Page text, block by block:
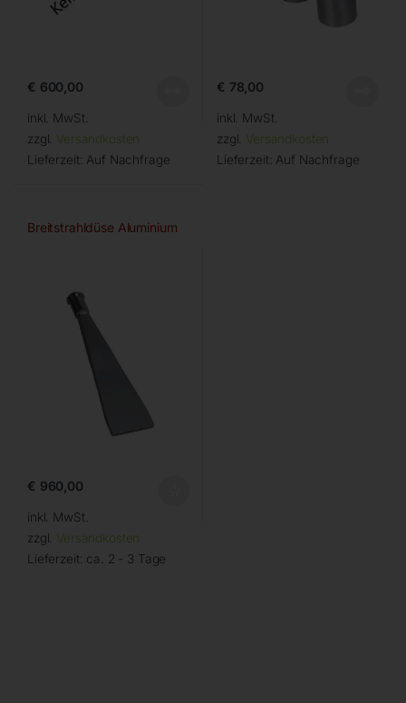
€ 600,00
inkl. MwSt.
zzgl. Versandkosten
Lieferzeit: Auf Nachfrage
€ 78,00
inkl. MwSt.
zzgl. Versandkosten
Lieferzeit: Auf Nachfrage
Breitstrahldüse Aluminium
€ 960,00
inkl. MwSt.
zzgl. Versandkosten
Lieferzeit: ca. 2 - 3 Tage